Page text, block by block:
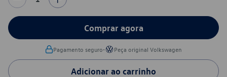
Comprar agora
Pagamento seguro• Peça original Volkswagen
Adicionar ao carrinho